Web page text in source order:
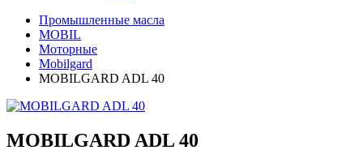
Промышленные масла
MOBIL
Моторные
Mobilgard
MOBILGARD ADL 40
MOBILGARD ADL 40